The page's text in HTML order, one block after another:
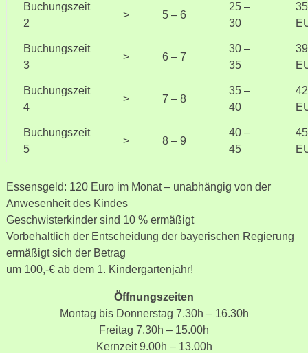
Buchungszeit
2
> 5 – 6
25 –
30
Buchungszeit
3
> 6 – 7
30 –
35
Buchungszeit
4
> 7 – 8
35 –
40
Buchungszeit
5
> 8 – 9
40 –
45
Essensgeld: 120 Euro im Monat – unabhängig von der
Anwesenheit des Kindes
Geschwisterkinder sind 10 % ermäßigt
Vorbehaltlich der Entscheidung der bayerischen Regierung
ermäßigt sich der Betrag
um 100,-€ ab dem 1. Kindergartenjahr!
Öffnungszeiten
Montag bis Donnerstag 7.30h – 16.30h
Freitag 7.30h – 15.00h
Kernzeit 9.00h – 13.00h